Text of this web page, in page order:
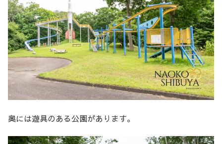
奥には遊具のある公園があります。